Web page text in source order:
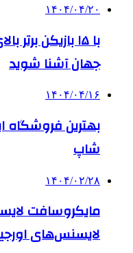
۱۴۰۴/۰۴/۲۰
جهان آشنا شوید
۱۴۰۴/۰۴/۱۶
بهترین فروشگاه
شاپ
۱۴۰۴/۰۲/۲۸
مایکروسافت
لایسنس‌های